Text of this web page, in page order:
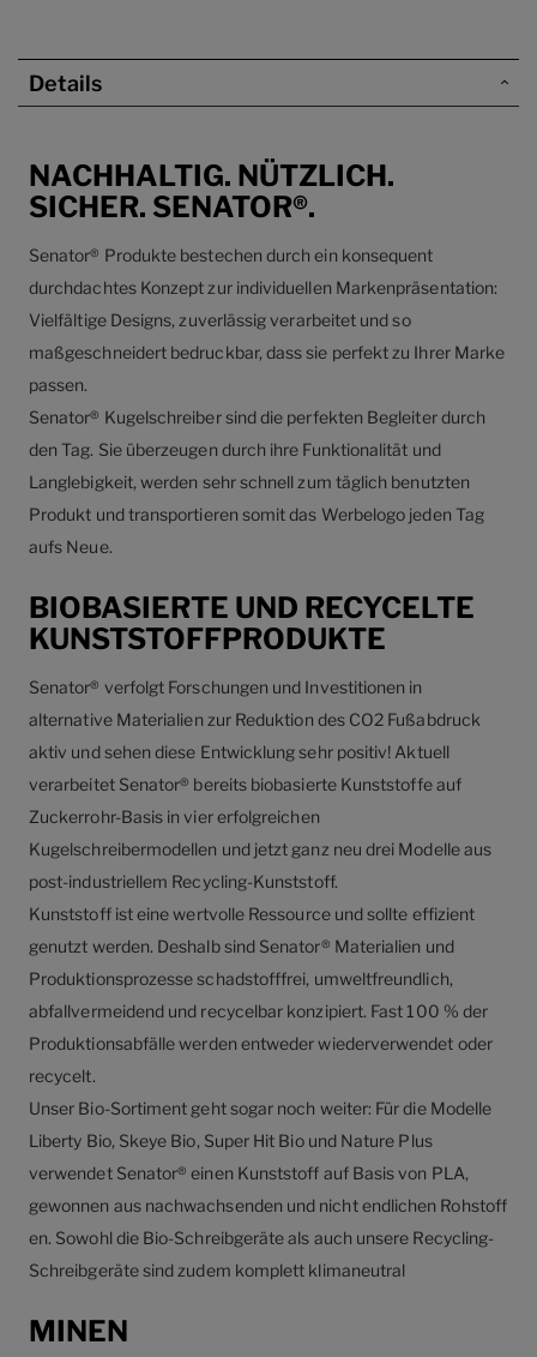
Details
NACHHALTIG. NÜTZLICH.
SICHER. SENATOR®.
Senator® Produkte bestechen durch ein konsequent
durchdachtes Konzept zur individuellen Markenpräsentation:
Vielfältige Designs, zuverlässig verarbeitet und so
maßgeschneidert bedruckbar, dass sie perfekt zu Ihrer Marke
passen.
Senator® Kugelschreiber sind die perfekten Begleiter durch
den Tag. Sie überzeugen durch ihre Funktionalität und
Langlebigkeit, werden sehr schnell zum täglich benutzten
Produkt und transportieren somit das Werbelogo jeden Tag
aufs Neue.
BIOBASIERTE UND RECYCELTE
KUNSTSTOFFPRODUKTE
Senator® verfolgt Forschungen und Investitionen in
alternative Materialien zur Reduktion des CO2 Fußabdruck
aktiv und sehen diese Entwicklung sehr positiv! Aktuell
verarbeitet Senator® bereits biobasierte Kunststoffe auf
Zuckerrohr-Basis in vier erfolgreichen
Kugelschreibermodellen und jetzt ganz neu drei Modelle aus
post-industriellem Recycling-Kunststoff.
Kunststoff ist eine wertvolle Ressource und sollte effizient
genutzt werden. Deshalb sind Senator® Materialien und
Produktionsprozesse schadstofffrei, umweltfreundlich,
abfallvermeidend und recycelbar konzipiert. Fast 100 % der
Produktionsabfälle werden entweder wiederverwendet oder
recycelt.
Unser Bio-Sortiment geht sogar noch weiter: Für die Modelle
Liberty Bio, Skeye Bio, Super Hit Bio und Nature Plus
verwendet Senator® einen Kunststoff auf Basis von PLA,
gewonnen aus nachwachsenden und nicht endlichen Rohstoff
en. Sowohl die Bio-Schreibgeräte als auch unsere Recycling-
Schreibgeräte sind zudem komplett klimaneutral
MINEN